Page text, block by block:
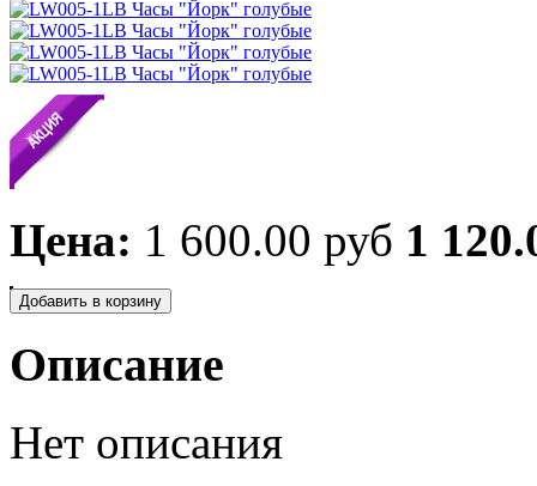
Цена: 1 600.00 руб 1
Описание
Нет описания